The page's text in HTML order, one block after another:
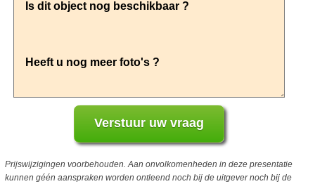
Prijswijzigingen voorbehouden. Aan onvolkomenheden in deze presentatie
kunnen géén aanspraken worden ontleend noch bij de uitgever noch bij de